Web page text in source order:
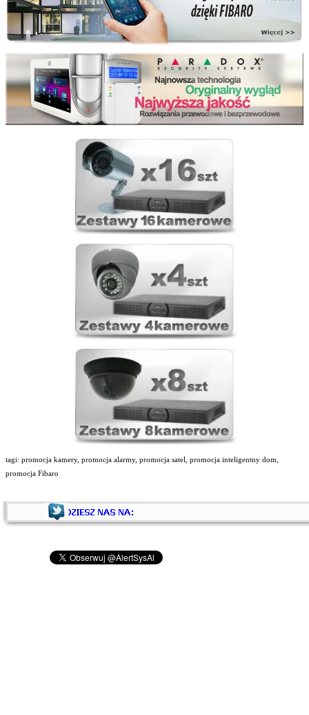
tagi: promocja kamery, promocja alarmy, promocja satel, promocja inteligentny dom,
promocja Fibaro